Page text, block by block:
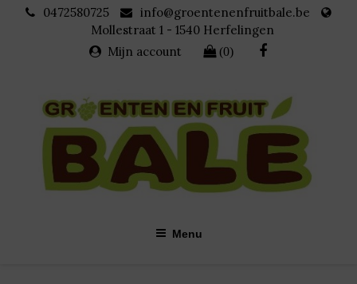
0472580725
info@groentenenfruitbale.be
Mollestraat 1 - 1540 Herfelingen
Mijn account
(0)
Menu